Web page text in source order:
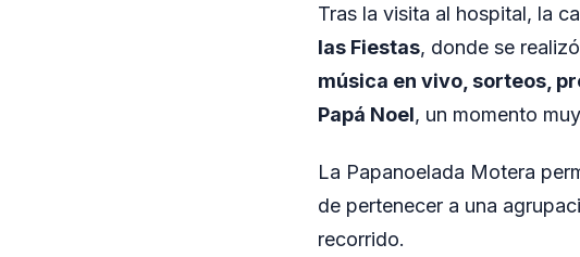
Tras la visita al hospital, la
las Fiestas, donde se
música en vivo, sorteos,
Papá Noel, un momento
La Papanoelada Motera
de pertenecer a una
recorrido.